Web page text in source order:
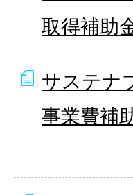
取得補助
サステナ
事業費補